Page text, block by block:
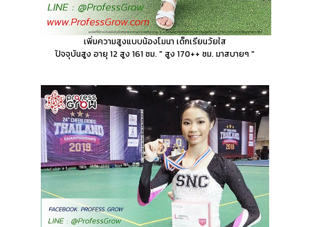
เพิ่มความสูงแบบน้องโมนา เด็กเรียนวัยใส
ปัจจุบันสูง อายุ 12 สูง 161 ซม. " สูง 170++ ซม. มาสบายๆ "